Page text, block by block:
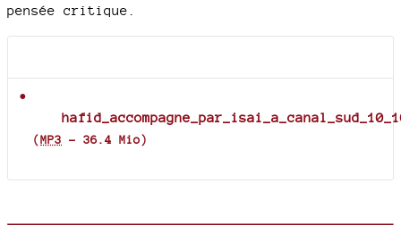
pensée critique.
(MP3 - 36.4 Mio)